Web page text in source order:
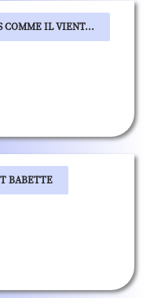
COMME IL VIENT...
BABETTE